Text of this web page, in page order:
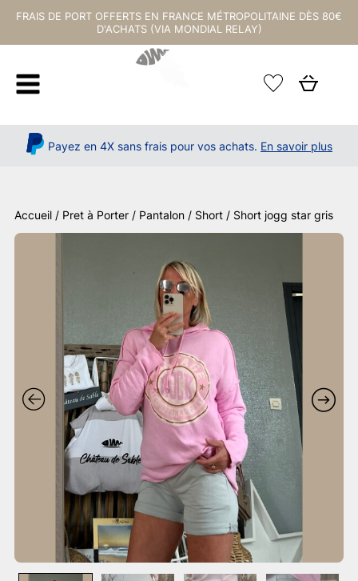
FRAIS DE PORT OFFERTS EN FRANCE MÉTROPOLITAINE DÈS 80€
D'ACHATS (VIA MONDIAL RELAY)
Payez en 4X sans frais pour vos achats. En savoir plus
Accueil / Pret à Porter / Pantalon / Short / Short jogg star gris